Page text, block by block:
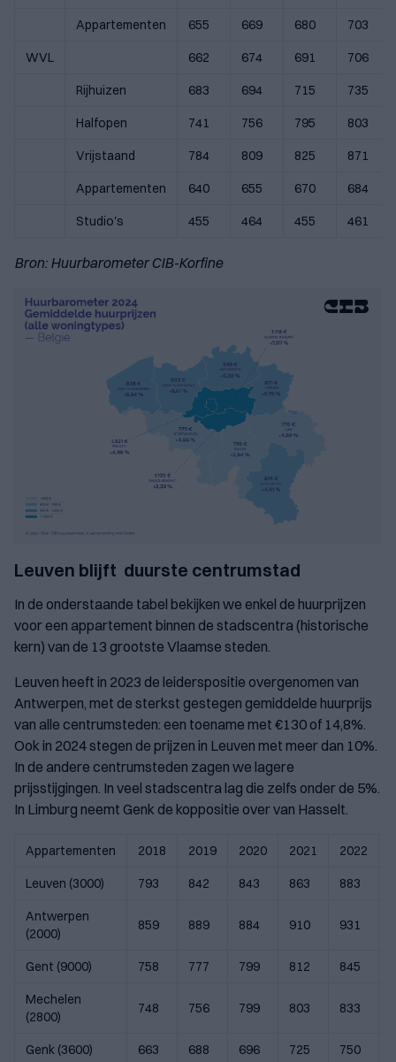
Appartementen 655 669 680 703
WVL 662 674 691 706
Rijhuizen 683 694 715 735
Halfopen 741 756 795 803
Vrijstaand 784 809 825 871
Appartementen 640 655 670 684
Studio's 455 464 455 461
Bron: Huurbarometer CIB-Korfine
Leuven blijft duurste centrumstad
In de onderstaande tabel bekijken we enkel de huurprijzen
voor een appartement binnen de stadscentra (historische
kern) van de 13 grootste Vlaamse steden.
Leuven heeft in 2023 de leiderspositie overgenomen van
Antwerpen, met de sterkst gestegen gemiddelde huurprijs
van alle centrumsteden: een toename met €130 of 14,8%.
Ook in 2024 stegen de prijzen in Leuven met meer dan 10%.
In de andere centrumsteden zagen we lagere
prijsstijgingen. In veel stadscentra lag die zelfs onder de 5%.
In Limburg neemt Genk de koppositie over van Hasselt.
Appartementen 2018 2019 2020 2021 2022
Leuven (3000) 793 842 843 863 883
Antwerpen
(2000)
859 889 884 910 931
Gent (9000) 758 777 799 812 845
Mechelen
(2800)
748 756 799 803 833
Genk (3600) 663 688 696 725 750